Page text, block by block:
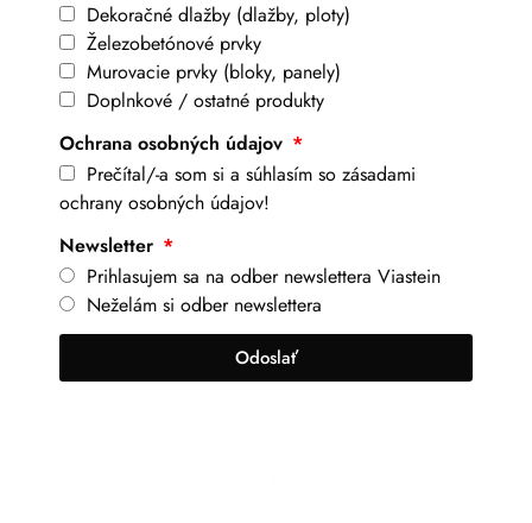
Dekoračné dlažby (dlažby, ploty)
Železobetónové prvky
Murovacie prvky (bloky, panely)
Doplnkové / ostatné produkty
Ochrana osobných údajov
Prečítal/-a som si a súhlasím so zásadami
ochrany osobných údajov!
Newsletter
Prihlasujem sa na odber newslettera Viastein
Neželám si odber newslettera
Odoslať